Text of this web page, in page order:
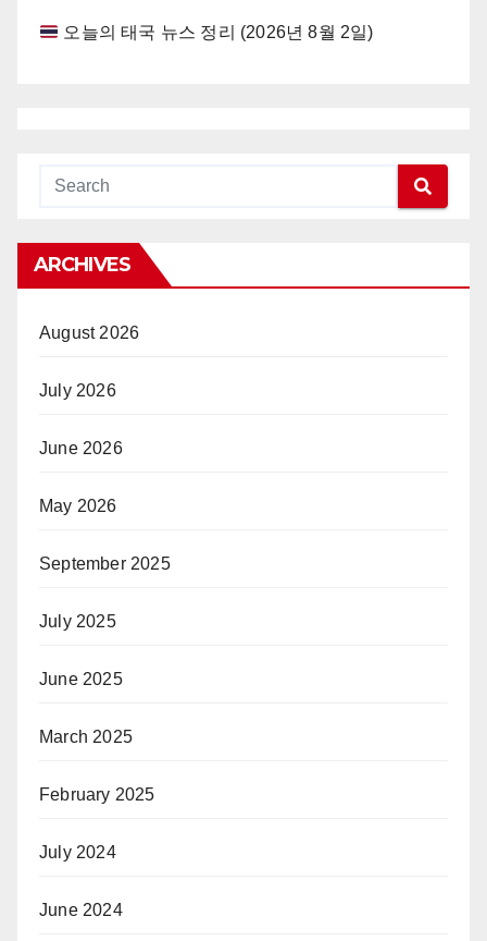
오늘의 태국 뉴스 정리 (2026년 8월 2일)
ARCHIVES
August 2026
July 2026
June 2026
May 2026
September 2025
July 2025
June 2025
March 2025
February 2025
July 2024
June 2024